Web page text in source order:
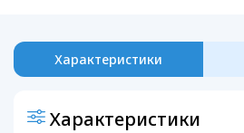
Характеристики
Характеристики